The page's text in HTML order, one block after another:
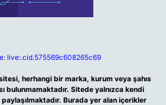
live:.cid.575569c608265c69
herhangi bir marka, kurum veya şahıs
bulunmamaktadır. Sitede yalnızca kendi
paylaşılmaktadır. Burada yer alan içerikler